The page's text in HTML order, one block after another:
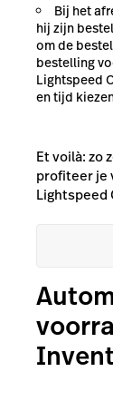
Bij het
hij zijn
om de
bestelling
Lightspeed
en tijd
Et voilà: zo
profiteer je
Lightspeed